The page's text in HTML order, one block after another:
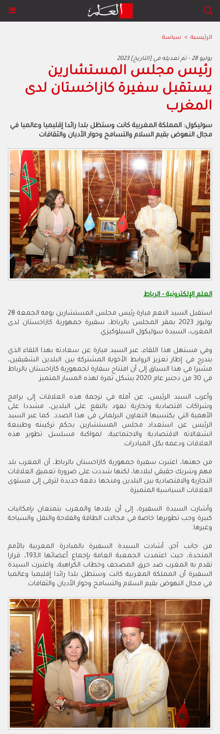
الرئيسية > سياسة
2023 يوليو 28 - تم تعديله في [التاريخ]
رئيس مجلس المستشارين
يستقبل سفيرة كازاخستان لدى
المغرب
سوليكول: المملكة المغربية كانت وستظل بلدا رائدا إقليميا وعالميا في
مجال النهوض بقيم السلام والتسامح وحوار الأديان والثقافات
العلم الإلكترونية - الرباط
استقبل السيد النعم ميارة رئيس مجلس المستشارين يومه الجمعة 28
يوليوز 2023 بمقر المجلس بالرباط، سفيرة جمهورية كازاخستان لدى
المغرب، السيدة سوليكول السيلوكيزي.
وفي مستهل هذا اللقاء، عبر السيد ميارة عن سعادته بهذا اللقاء الذي
يندرج في إطار تعزيز الروابط الأخوية المشتركة بين البلدين الشقيقين،
مشيرا في هذا السياق إلى أن افتتاح سفارة لجمهورية كازاخستان بالرباط
في 30 من دجنبر عام 2020 يشكل ثمرة لهذه المسار المتميز.
وأعرب السيد الرئيس، عن أمله في ترجمة هذه العلاقات إلى برامج
وشراكات اقتصادية وتجارية تعود بالنفع على البلدين، مشددا على
الأهمية التي يكتسيها التعاون البرلماني في هذا الصدد. كما عبر السيد
الرئيس عن استعداد مجلس المستشارين بحكم تركيبته وطبيعة
انشغالاته الاقتصادية والاجتماعية، لمواكبة مسلسل تطوير هذه
العلاقات ودعمه بكل المبادرات.
من جهتها، اعتبرت سفيرة جمهورية كازاخستان بالرباط، أن المغرب بلد
مهم وشريك حقيقي لبلادها، لكنها شددت على ضرورة تعميق العلاقات
التجارية والاقتصادية بين البلدين ومنحها دفعة جديدة لترقى إلى مستوى
العلاقات السياسية المتميزة.
وأشارت السيدة السفيرة، إلى أن بلادها والمغرب يتمتعان بإمكانيات
كبيرة وجب تطويرها خاصة في مجالات الطاقة والفلاحة والنقل والسياحة
وغيرها.
من جانب آخر، أشادت السيدة السفيرة بالمبادرة المغربية بالأمم
المتحدة، حيث اعتمدت الجمعية العامة بإجماع أعضائها الـ193، قرارا
تقدم به المغرب ضد حرق المصحف وخطاب الكراهية، واعتبرت السيدة
السفيرة أن المملكة المغربية كانت وستظل بلدا رائدا إقليميا وعالميا
في مجال النهوض بقيم السلام والتسامح وحوار الأديان والثقافات.